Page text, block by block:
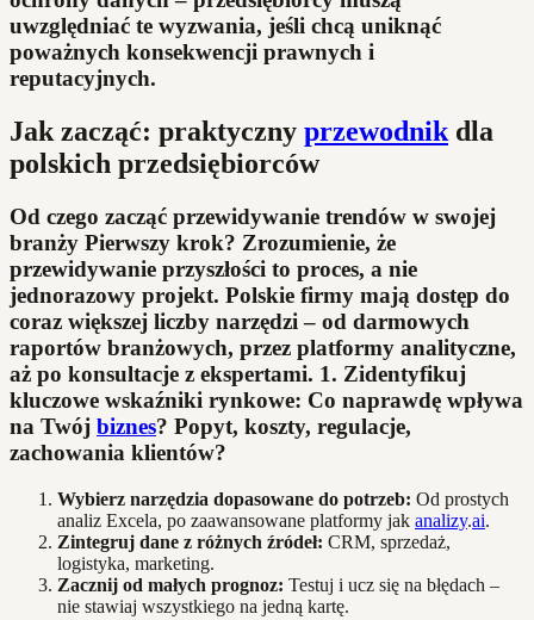
uwzględniać te wyzwania, jeśli chcą uniknąć
poważnych konsekwencji prawnych i
reputacyjnych.
Jak zacząć: praktyczny przewodnikdla
polskich przedsiębiorców
Od czego zacząć przewidywanie trendów w swojej
branży Pierwszy krok? Zrozumienie, że
przewidywanie przyszłości to proces, a nie
jednorazowy projekt. Polskie firmy mają dostęp do
coraz większej liczby narzędzi – od darmowych
raportów branżowych, przez platformy analityczne,
aż po konsultacje z ekspertami. 1. Zidentyfikuj
kluczowe wskaźniki rynkowe: Co naprawdę wpływa
na Twój biznes? Popyt, koszty, regulacje,
zachowania klientów?
Wybierz narzędzia dopasowane do potrzeb: Od prostych
analiz Excela, po zaawansowane platformy jak analizy.ai.
Zintegruj dane z różnych źródeł: CRM, sprzedaż,
logistyka, marketing.
Zacznij od małych prognoz: Testuj i ucz się na błędach –
nie stawiaj wszystkiego na jedną kartę.